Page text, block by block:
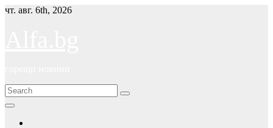
Skip
чт. авг. 6th, 2026